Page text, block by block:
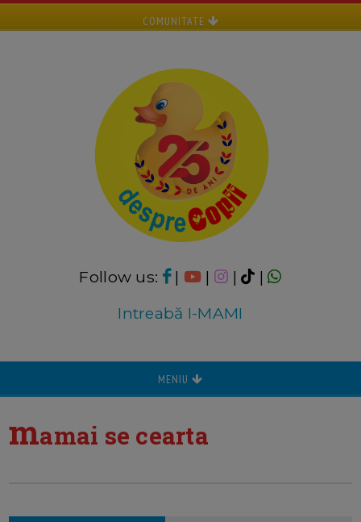
COMUNITATE
Follow us: | | |
|
Intreabă I-MAMI
MENIU
mamai se cearta